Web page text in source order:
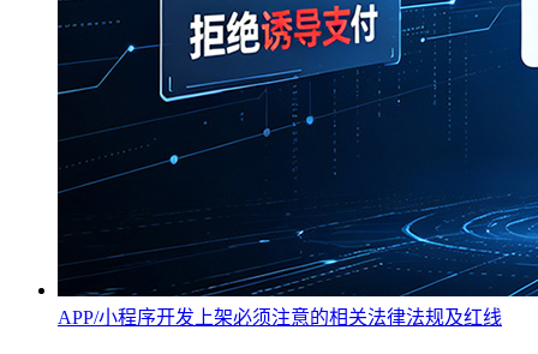
APP/小程序开发上架必须注意的相关法律法规及红线